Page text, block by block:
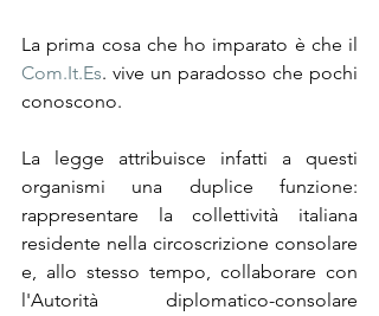
Com.It.Es. vive un paradosso che pochi
conoscono.
La legge attribuisce infatti a questi
organismi una duplice funzione:
rappresentare la collettività italiana
residente nella circoscrizione consolare
e, allo stesso tempo, collaborare con
l'Autorità diplomatico-consolare